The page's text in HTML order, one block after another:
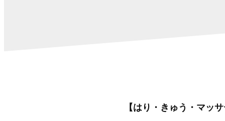
【はり・きゅう・マッサ